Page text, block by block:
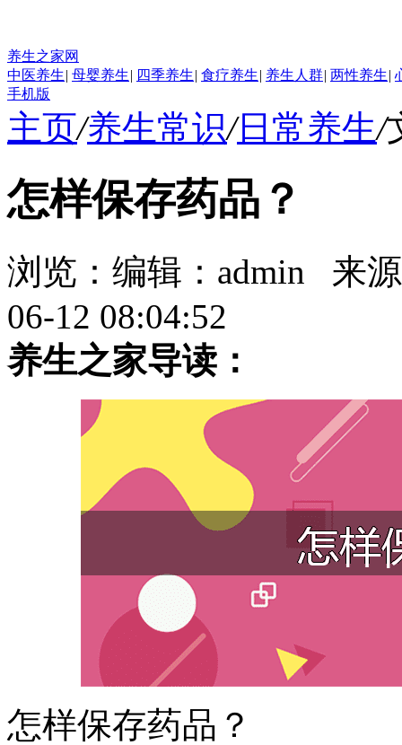
养生之家网
中医养生| 母婴养生| 四季养生| 食疗养生| 养生人群| 两性养生|
手机版
主页/养生常识/日常养生/
怎样保存药品？
浏览： 编辑： admin 来
06-12 08:04:52
养生之家导读：
怎样保存药品？